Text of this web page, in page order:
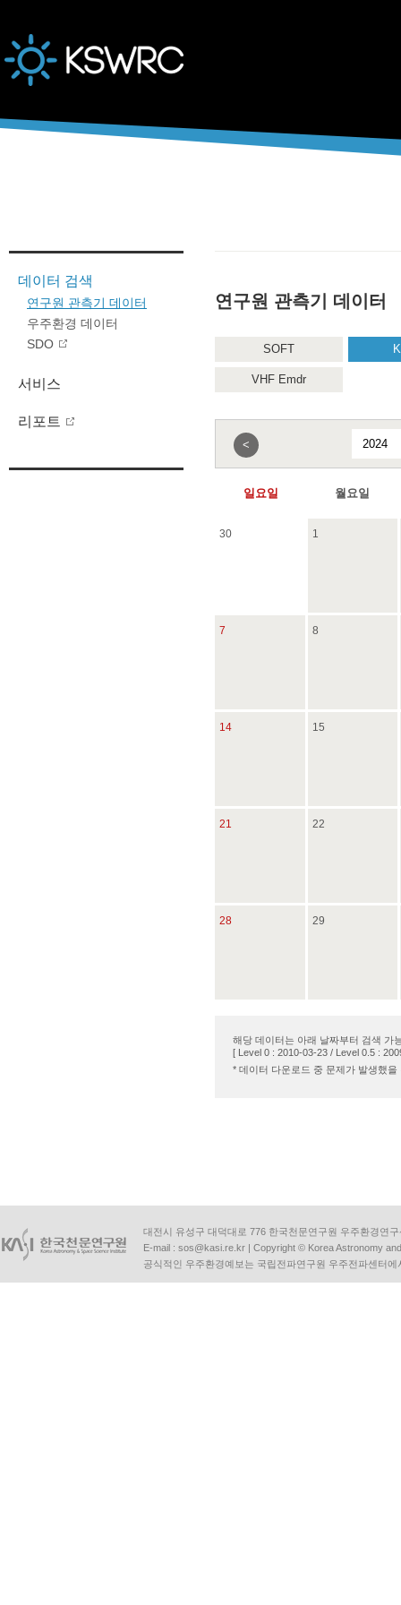
데이터 검색
연구원 관측기 데이터
우주환경 데이터
SDO
서비스
리포트
연구원 관측기 데이터
SOFT
VHF Emdr
<
일요일 월요일
30 1
7 8
14 15
21 22
28 29
해당 데이터는 아래 날짜부터 검색 가
[ Level 0 : 2010-03-23 / Level 0.5 :
* 데이터 다운로드 중 문제가 발생했
대전시 유성구 대덕대로 776 한국천문연구원 우주환경연
E-mail : sos@kasi.re.kr | Copyright © Korea Astronomy
공식적인 우주환경예보는 국립전파연구원 우주전파센터에